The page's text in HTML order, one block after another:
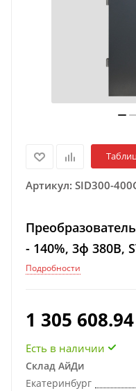
Артикул: SID300-
- 140%, 3ф 380В,
Подробности
1 305 608.94
Есть в наличии
Склад АйДи
Екатеринбург